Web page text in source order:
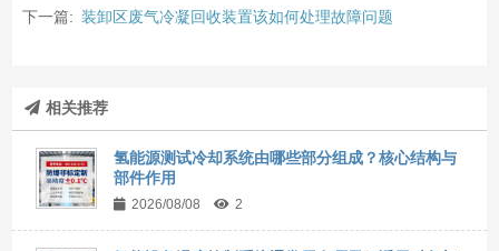
下一篇: 装卸区废气冷凝回收装置该如何处理故障问题
相关推荐
氢能源测试冷却系统由哪些部分组成？核心结构与
部件作用
2026/08/08 2